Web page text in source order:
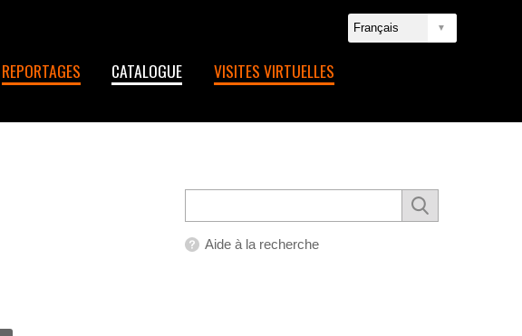
REPORTAGES CATALOGUE VISITES VIRTUELLES
Aide à la recherche